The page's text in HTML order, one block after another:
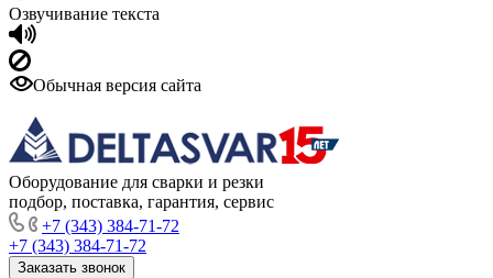
Озвучивание текста
Обычная версия сайта
Оборудование для сварки и резки
подбор, поставка, гарантия, сервис
+7 (343) 384-71-72
+7 (343) 384-71-72
Заказать звонок